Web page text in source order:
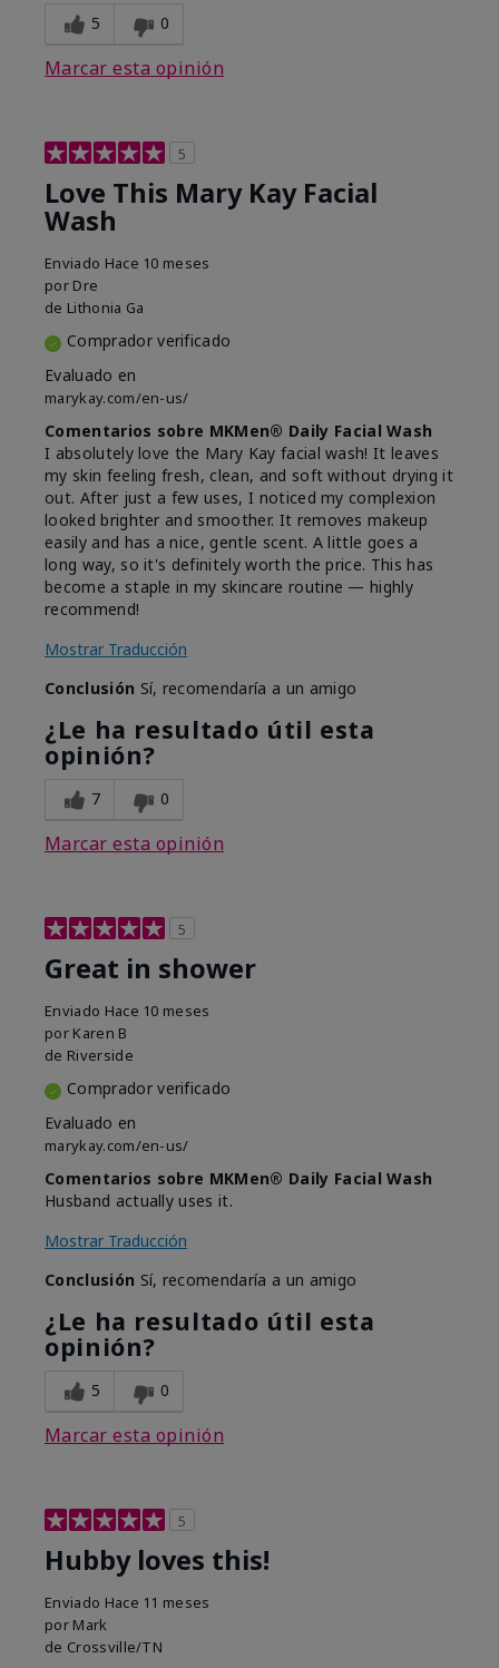
5 0
Marcar esta opinión
5
Love This Mary Kay Facial
Wash
Enviado Hace 10 meses
por Dre
de Lithonia Ga
Comprador verificado
Evaluado en
marykay.com/en-us/
Comentarios sobre MKMen® Daily Facial Wash
I absolutely love the Mary Kay facial wash! It leaves
my skin feeling fresh, clean, and soft without drying it
out. After just a few uses, I noticed my complexion
looked brighter and smoother. It removes makeup
easily and has a nice, gentle scent. A little goes a
long way, so it's definitely worth the price. This has
become a staple in my skincare routine — highly
recommend!
Mostrar Traducción
Conclusión Sí, recomendaría a un amigo
¿Le ha resultado útil esta
opinión?
7 0
Marcar esta opinión
5
Great in shower
Enviado Hace 10 meses
por Karen B
de Riverside
Comprador verificado
Evaluado en
marykay.com/en-us/
Comentarios sobre MKMen® Daily Facial Wash
Husband actually uses it.
Mostrar Traducción
Conclusión Sí, recomendaría a un amigo
¿Le ha resultado útil esta
opinión?
5 0
Marcar esta opinión
5
Hubby loves this!
Enviado Hace 11 meses
por Mark
de Crossville/TN